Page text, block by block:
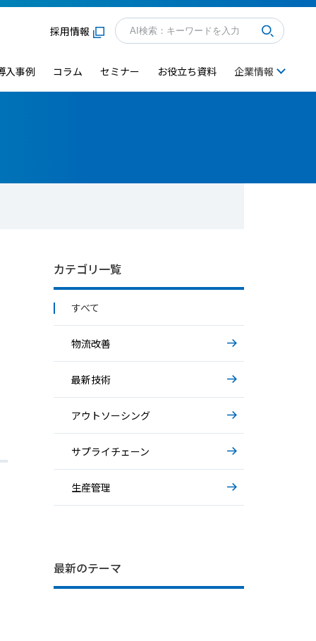
採用情報
入事例 コラム セミナー お役立ち資料 企業情報
カテゴリ一覧
すべて
物流改善
最新技術
アウトソーシング
サプライチェーン
生産管理
最新のテーマ
IT部門の困りごと… システム運用の
裏側
基礎から解説～AIエージェント～
基礎から解説～物流アウトソーシング
～